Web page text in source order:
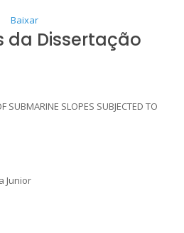
Baixar
da Dissertação
SUBMARINE SLOPES SUBJECTED TO
Junior